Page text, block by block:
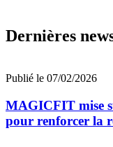
Dernières
Publié le 07/02/2026
MAGICFIT mise
pour renforcer la